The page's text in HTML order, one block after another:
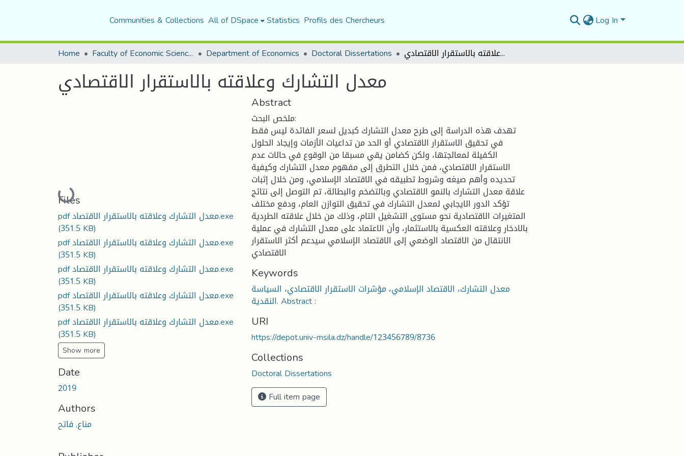
Communities & Collections All of DSpace Statistics Profils des Chercheurs Log In
Home Faculty of Economic Sciences, Commerce and Management Sciences Department of Economics Doctoral Dissertations معدل التشارك وعلاقته بالاستقرار الاقتصادي
معدل التشارك وعلاقته بالاستقرار الاقتصادي
Loading...
Files
pdf معدل التشارك وعلاقته بالاستقرار الاقتصاد.exe
(351.5 KB)
pdf معدل التشارك وعلاقته بالاستقرار الاقتصاد.exe
(351.5 KB)
pdf معدل التشارك وعلاقته بالاستقرار الاقتصاد.exe
(351.5 KB)
pdf معدل التشارك وعلاقته بالاستقرار الاقتصاد.exe
(351.5 KB)
pdf معدل التشارك وعلاقته بالاستقرار الاقتصاد.exe
(351.5 KB)
Show more
Date
2019
Authors
مناع, فاتح
Abstract
ملخص البحث:
تهدف هذه الدراسة إلى طرح معدل التشارك كبديل لسعر الفائدة ليس فقط
في تحقيق الاستقرار الاقتصادي أو الحد من تداعيات الأزمات وإيجاد الحلول
الكفيلة لمعالجتها، ولكن كضامن يقي مسبقا من الوقوع في حالات عدم
الاستقرار الاقتصادي، فمن خلال التطرق إلى مفهوم معدل التشارك وكيفية
تحديده وأهم صيغه وشروط تطبيقه في الاقتصاد الإسلامي، ومن خلال إثبات
علاقة معدل التشارك بالنمو الاقتصادي وبالتضخم والبطالة، تم التوصل إلى نتائج
تؤكد الدور الايجابي لمعدل التشارك في تحقيق التوازن العام، ودفع مختلف
المتغيرات الاقتصادية نحو مستوى التشغيل التام، وذلك من خلال علاقته الطردية
بالادخار وعلاقته العكسية بالاستثمار، وأن الاعتماد على معدل التشارك في عملية
الانتقال من الاقتصاد الوضعي إلى الاقتصاد الإسلامي سيدعم أكثر الاستقرار
الاقتصادي
Keywords
معدل التشارك، الاقتصاد الإسلامي، مؤشرات الاستقرار الاقتصادي، السياسة
النقدية. Abstract :
URI
https://depot.univ-msila.dz/handle/123456789/8736
Collections
Doctoral Dissertations
Full item page